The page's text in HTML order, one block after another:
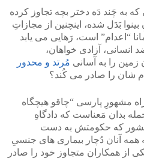
به چَند دَه دختر بچه تجاوز کرده
بَدَل شده، اینچنین از مجازاتِ
“اعدام” است، رَهایی می یابد
انسانی، آزادی خواهان،
زمین را به آسانی مُرتد و محدور
شان را صادر می کُند؟
مشهورِ پارسی “چاقو هیچگاه
بدان مَعناست که دادگاهِ
که حکومتش به دست
همه آنان دُچار بیماری های جنسیِ
از همکارانِ متجاوز خود را صادر